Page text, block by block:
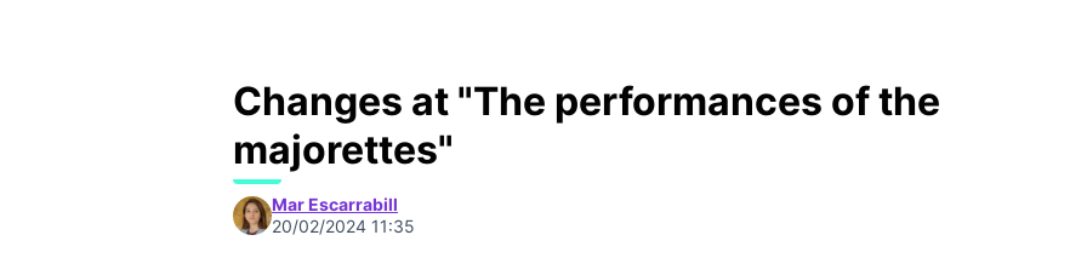
Changes at "The performances of the
majorettes"
Mar Escarrabill
20/02/2024 11:35